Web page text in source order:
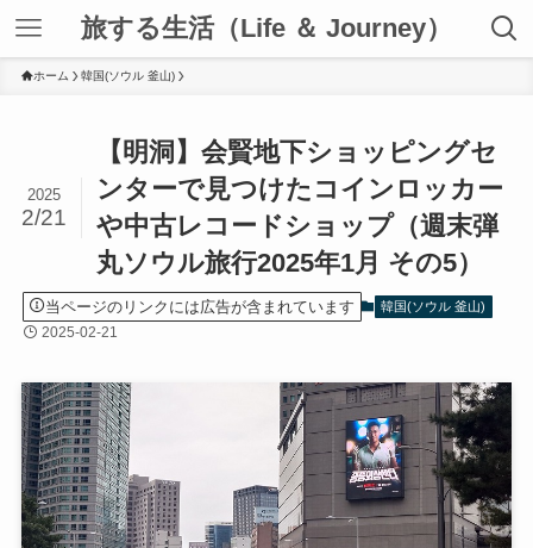
旅する生活（Life ＆ Journey）
ホーム 韓国(ソウル 釜山)
【明洞】会賢地下ショッピングセ
ンターで見つけたコインロッカー
や中古レコードショップ（週末弾
丸ソウル旅行2025年1月 その5）
2025
2/21
当ページのリンクには広告が含まれています 韓国(ソウル 釜山)
2025-02-21